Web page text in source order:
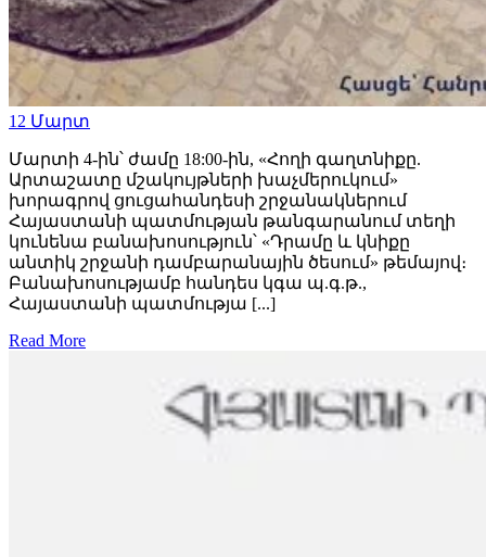
12 Մարտ
Մարտի 4-ին՝ ժամը 18:00-ին, «Հողի գաղտնիքը.
Արտաշատը մշակույթների խաչմերուկում»
խորագրով ցուցահանդեսի շրջանակներում
Հայաստանի պատմության թանգարանում տեղի
կունենա բանախոսություն՝ «Դրամը և կնիքը
անտիկ շրջանի դամբարանային ծեսում» թեմայով։
Բանախոսությամբ հանդես կգա պ.գ.թ.,
Հայաստանի պատմությա [...]
Read More